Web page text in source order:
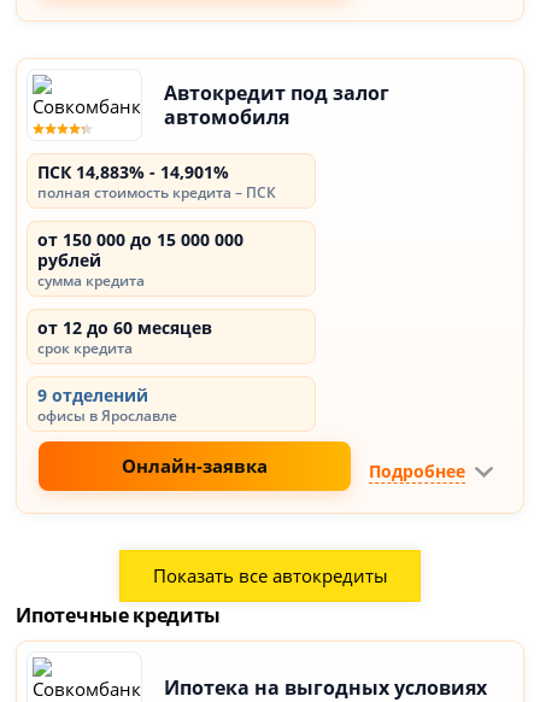
Автокредит под залог
автомобиля
ПСК 14,883% - 14,901%
полная стоимость кредита – ПСК
от 150 000 до 15 000 000
рублей
сумма кредита
от 12 до 60 месяцев
срок кредита
9 отделений
офисы в Ярославле
Онлайн-заявка Подробнее
Показать все автокредиты
Ипотечные кредиты
Ипотека на выгодных условиях